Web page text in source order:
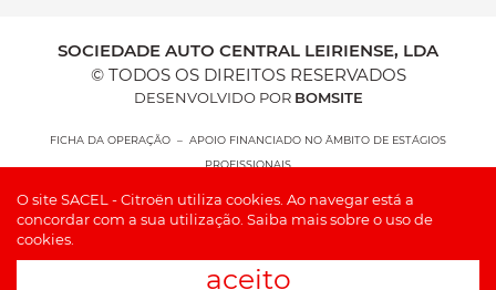
SOCIEDADE AUTO CENTRAL LEIRIENSE, LDA
© TODOS OS DIREITOS RESERVADOS
DESENVOLVIDO POR BOMSITE
FICHA DA OPERAÇÃO – APOIO FINANCIADO NO ÂMBITO DE ESTÁGIOS
PROFISSIONAIS
O site SACEL - Citroën utiliza cookies. Ao navegar está a
concordar com a sua utilização. Saiba mais sobre o uso de
cookies.
aceito